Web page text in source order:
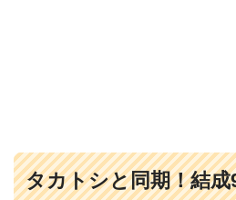
タカトシと同期！結